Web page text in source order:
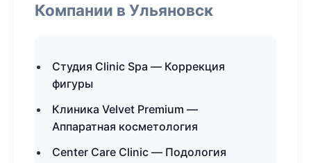
Компании в Ульяновск
Студия Clinic Spa — Коррекция
фигуры
Клиника Velvet Premium —
Аппаратная косметология
Center Care Clinic — Подология